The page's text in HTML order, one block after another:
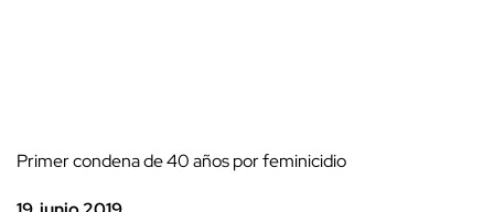
Primer condena de 40 años por feminicidio